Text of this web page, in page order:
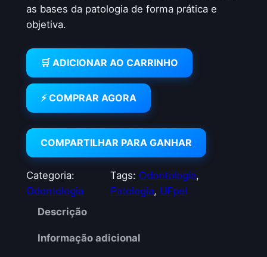
o
i
g
i
a
l
r
a
a
u
a
:
R
$
9
as bases da patologia de forma prática e
objetiva.
🛒 ADICIONAR AO CARRINHO
⚡ COMPRAR AGORA
COMPARTILHAR PARA GANHAR
Categoria:
Odontologia
Tags: Odontologia
Patologia, UFpel
Descrição
Informação adicional